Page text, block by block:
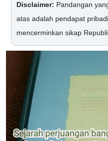
Disclaimer: Pandangan
atas adalah pendapat
mencerminkan sikap